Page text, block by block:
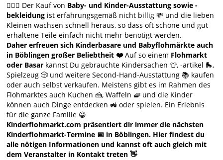
🙋🏻‍♀️ Der Kauf von Baby- und Kinder-Ausstattung sowie -
bekleidung ist erfahrungsgemäß nicht billig 💸 und die lieben
Kleinen wachsen schnell heraus, so dass oft schöne und gut
erhaltene Teile einfach nicht mehr benötigt werden.
Daher erfreuen sich Kinderbasare und Babyflohmärkte auch
in Böblingen großer Beliebtheit ❤️Auf so einem Flohmarkt
oder Basar kannst Du gebrauchte Kindersachen 👕, -artikel 🛼,
Spielzeug 🎲 und weitere Second-Hand-Ausstattung 📚 kaufen
oder auch selbst verkaufen. Meistens gibt es im Rahmen des
Flohmarktes auch Kuchen 🍰, Waffeln 🧇 und die Kinder
können auch Dinge entdecken 🚜 oder spielen. Ein Erlebnis
für die ganze Familie 😀
Kinderflohmarkt.com präsentiert dir immer die nächsten
Kinderflohmarkt-Termine 📅 in Böblingen. Hier findest du
alle nötigen Informationen und kannst oft auch gleich mit
dem Veranstalter in Kontakt treten 👋